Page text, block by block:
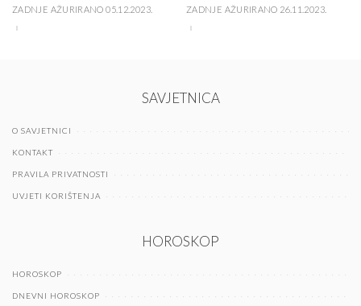
ZADNJE AŽURIRANO 05.12.2023. ZADNJE AŽURIRANO 26.11.2023.
SAVJETNICA
O SAVJETNICI
KONTAKT
PRAVILA PRIVATNOSTI
UVJETI KORIŠTENJA
HOROSKOP
HOROSKOP
DNEVNI HOROSKOP